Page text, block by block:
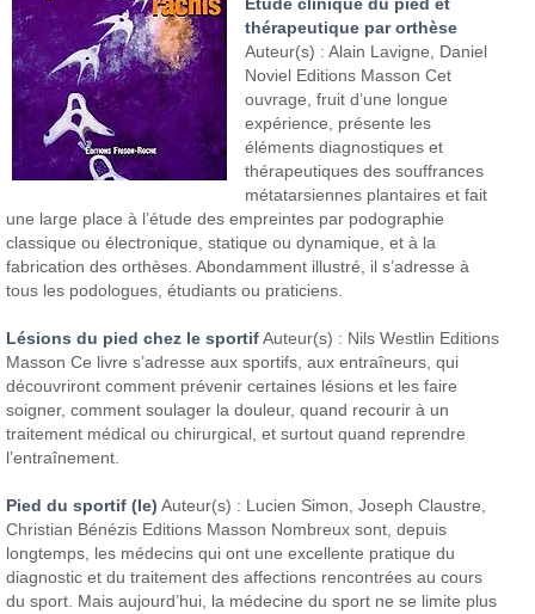
thérapeutique par orthèse
Auteur(s) : Alain Lavigne, Daniel
Noviel Editions Masson Cet
ouvrage, fruit d’une longue
expérience, présente les
éléments diagnostiques et
thérapeutiques des souffrances
métatarsiennes plantaires et fait
une large place à l’étude des empreintes par podographie
classique ou électronique, statique ou dynamique, et à la
fabrication des orthèses. Abondamment illustré, il s’adresse à
tous les podologues, étudiants ou praticiens.
Lésions du pied chez le sportifAuteur(s) : Nils Westlin Editions
Masson Ce livre s’adresse aux sportifs, aux entraîneurs, qui
découvriront comment prévenir certaines lésions et les faire
soigner, comment soulager la douleur, quand recourir à un
traitement médical ou chirurgical, et surtout quand reprendre
l’entraînement.
Pied du sportif (le) Auteur(s) : Lucien Simon, Joseph Claustre,
Christian Bénézis Editions Masson Nombreux sont, depuis
longtemps, les médecins qui ont une excellente pratique du
diagnostic et du traitement des affections rencontrées au cours
du sport. Mais aujourd’hui, la médecine du sport ne se limite plus